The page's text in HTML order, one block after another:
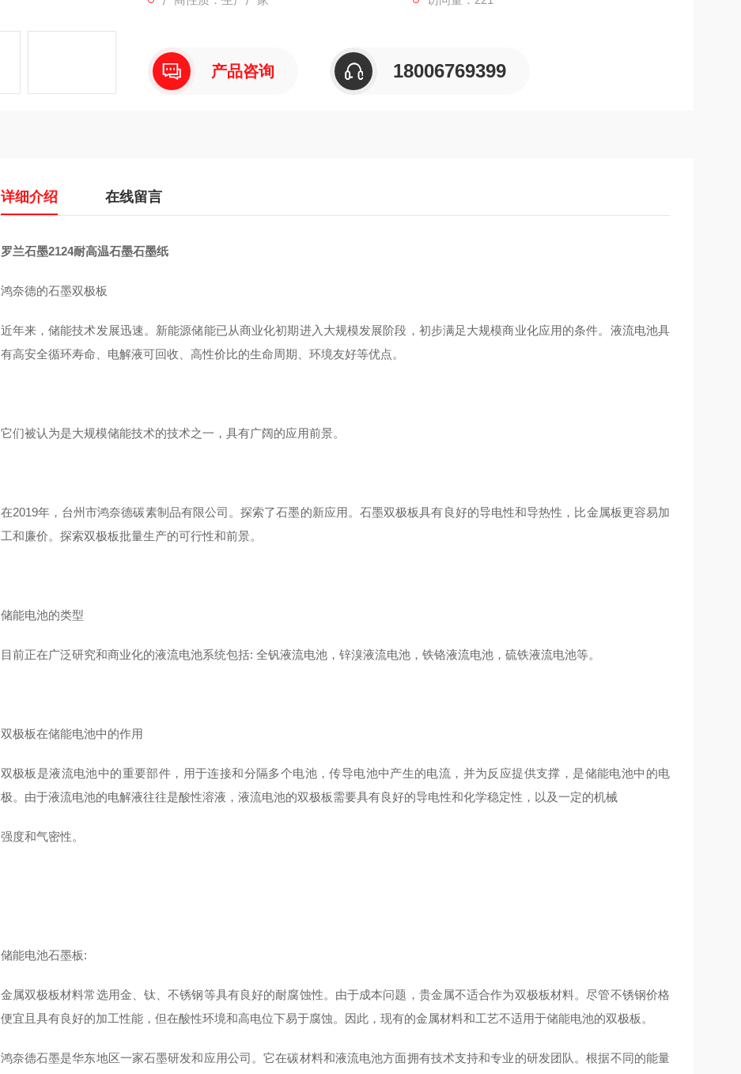
产品咨询 18006769399
详细介绍 在线留言
罗兰石墨2124耐高温石墨石墨纸
鸿奈德的石墨双极板
近年来，储能技术发展迅速。新能源储能已从商业化初期进入大规模发展阶段，初步满足大规模商业化应用的条件。液流电池具
有高安全循环寿命、电解液可回收、高性价比的生命周期、环境友好等优点。
它们被认为是大规模储能技术的技术之一，具有广阔的应用前景。
在2019年，台州市鸿奈德碳素制品有限公司。探索了石墨的新应用。石墨双极板具有良好的导电性和导热性，比金属板更容易加
工和廉价。探索双极板批量生产的可行性和前景。
储能电池的类型
目前正在广泛研究和商业化的液流电池系统包括: 全钒液流电池，锌溴液流电池，铁铬液流电池，硫铁液流电池等。
双极板在储能电池中的作用
双极板是液流电池中的重要部件，用于连接和分隔多个电池，传导电池中产生的电流，并为反应提供支撑，是储能电池中的电
极。由于液流电池的电解液往往是酸性溶液，液流电池的双极板需要具有良好的导电性和化学稳定性，以及一定的机械
强度和气密性。
储能电池石墨板:
金属双极板材料常选用金、钛、不锈钢等具有良好的耐腐蚀性。由于成本问题，贵金属不适合作为双极板材料。尽管不锈钢价格
便宜且具有良好的加工性能，但在酸性环境和高电位下易于腐蚀。因此，现有的金属材料和工艺不适用于储能电池的双极板。
鸿奈德石墨是华东地区一家石墨研发和应用公司。它在碳材料和液流电池方面拥有技术支持和专业的研发团队。根据不同的能量